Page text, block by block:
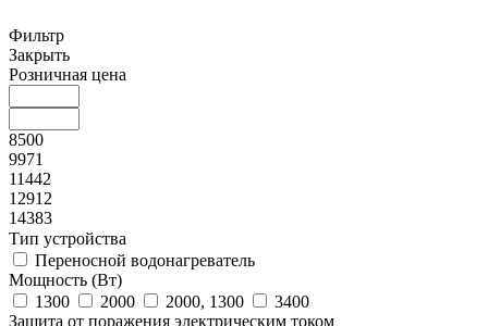
Фильтр
Закрыть
Розничная цена
8500
9971
11442
12912
14383
Тип устройства
Переносной водонагреватель
Мощность (Вт)
1300
2000 2000, 1300
3400
Защита от поражения электрическим током